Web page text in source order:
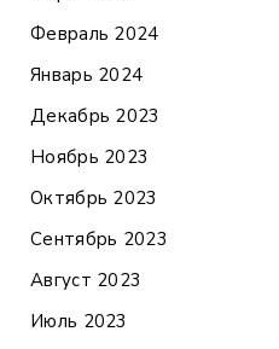
Февраль 2024
Январь 2024
Декабрь 2023
Ноябрь 2023
Октябрь 2023
Сентябрь 2023
Август 2023
Июль 2023